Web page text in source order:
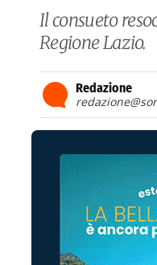
Il consueto
Regione Lazio.
Redazione